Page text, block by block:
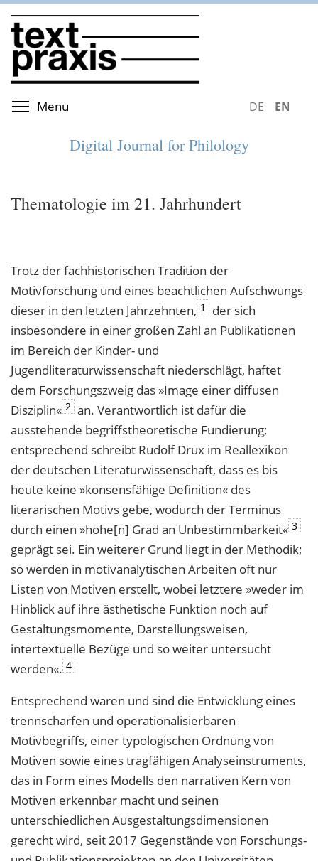
Skip
to
main
content
Menu DEUTSCH
Digital Journal for Philology
Thematologie im 21. Jahrhundert
Trotz der fachhistorischen Tradition der
Motivforschung und eines beachtlichen Aufschwungs
dieser in den letzten Jahrzehnten, 1
der sich
insbesondere in einer großen Zahl an Publikationen
im Bereich der Kinder- und
Jugendliteraturwissenschaft niederschlägt, haftet
dem Forschungszweig das »Image einer diffusen
Disziplin« 2 an. Verantwortlich ist dafür die
ausstehende begriffstheoretische Fundierung;
entsprechend schreibt Rudolf Drux im Reallexikon
der deutschen Literaturwissenschaft, dass es bis
heute keine »konsensfähige Definition« des
literarischen Motivs gebe, wodurch der Terminus
durch einen »hohe[n] Grad an Unbestimmbarkeit« 3
geprägt sei. Ein weiterer Grund liegt in der Methodik;
so werden in motivanalytischen Arbeiten oft nur
Listen von Motiven erstellt, wobei letztere »weder im
Hinblick auf ihre ästhetische Funktion noch auf
Gestaltungsmomente, Darstellungsweisen,
intertextuelle Bezüge und so weiter untersucht
werden«. 4
Entsprechend waren und sind die Entwicklung eines
trennscharfen und operationalisierbaren
Motivbegriffs, einer typologischen Ordnung von
Motiven sowie eines tragfähigen Analyseinstruments,
das in Form eines Modells den narrativen Kern von
Motiven erkennbar macht und seinen
unterschiedlichen Ausgestaltungsdimensionen
gerecht wird, seit 2017 Gegenstände von Forschungs-